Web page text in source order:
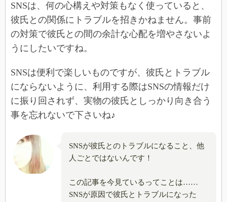
SNSは、何の心構えや対策もなく使っていると、
彼氏との関係にトラブルを招きかねません。事前
の対策で彼氏との間の余計な心配を増やさないよ
うにしたいですね。
SNSは便利で楽しいものですが、彼氏とトラブル
にならないように、利用する際はSNSの情報だけ
に振り回されず、実物の彼氏としっかり向き合う
事を忘れないで下さいね♪
SNSが彼氏とのトラブルになること、他
人ごとではないんです！
この記事を今見ているってことは……
SNSが原因で彼氏とトラブルになった